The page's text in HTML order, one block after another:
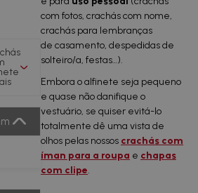
com fotos, crachás com nome,
crachás para lembranças
de casamento, despedidas de
solteiro/a, festas…).
Embora o alfinete seja pequeno
e quase não danifique o
vestuário, se quiser evitá-lo
totalmente dê uma vista de
olhos pelas nossos crachás com
íman para a roupa e chapas
com clipe.